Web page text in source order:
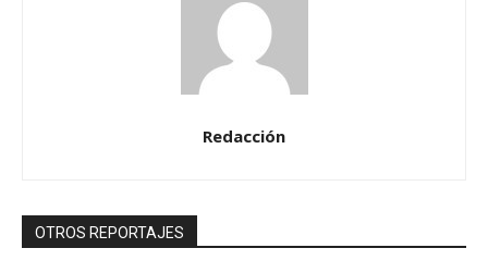
Redacción
OTROS REPORTAJES